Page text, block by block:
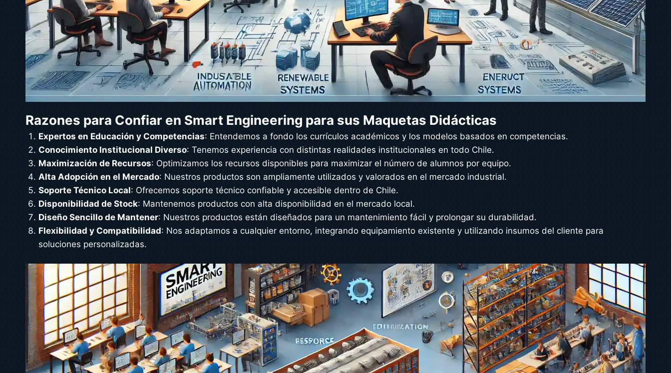
Razones para Confiar en Smart Engineering para sus Maquetas Didácticas
Expertos en Educación y Competencias: Entendemos a fondo los currículos académicos y los modelos basados en competencias.
Conocimiento Institucional Diverso: Tenemos experiencia con distintas realidades institucionales en todo Chile.
Maximización de Recursos: Optimizamos los recursos disponibles para maximizar el número de alumnos por equipo.
Alta Adopción en el Mercado: Nuestros productos son ampliamente utilizados y valorados en el mercado industrial.
Soporte Técnico Local: Ofrecemos soporte técnico confiable y accesible dentro de Chile.
Disponibilidad de Stock: Mantenemos productos con alta disponibilidad en el mercado local.
Diseño Sencillo de Mantener: Nuestros productos están diseñados para un mantenimiento fácil y prolongar su durabilidad.
Flexibilidad y Compatibilidad: Nos adaptamos a cualquier entorno, integrando equipamiento existente y utilizando insumos del cliente para
soluciones personalizadas.